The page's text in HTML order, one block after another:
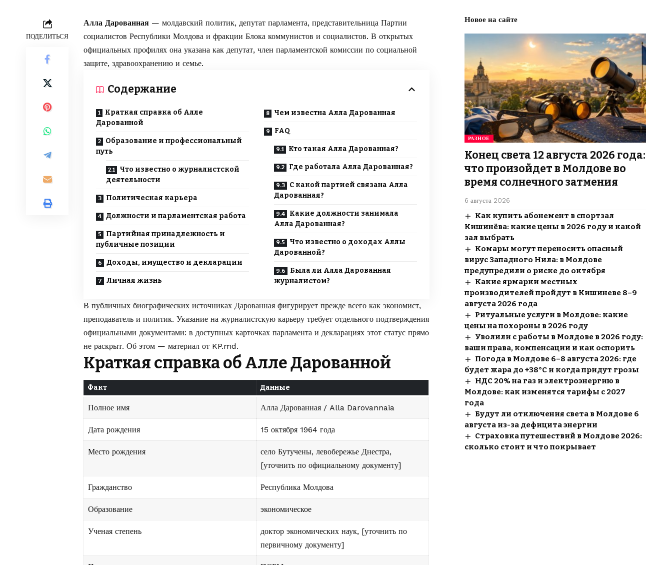
ПОДЕЛИТЬСЯ
Алла Дарованная — молдавский политик, депутат парламента, представительница Партии
социалистов Республики Молдова и фракции Блока коммунистов и социалистов. В открытых
официальных профилях она указана как депутат, член парламентской комиссии по социальной
защите, здравоохранению и семье.
Содержание
Краткая справка об Алле
Дарованной
Образование и профессиональный
путь
Что известно о журналистской
деятельности
Политическая карьера
Должности и парламентская работа
Партийная принадлежность и
публичные позиции
Доходы, имущество и декларации
Личная жизнь
Чем известна Алла Дарованная
FAQ
Кто такая Алла Дарованная?
Где работала Алла Дарованная?
С какой партией связана Алла
Дарованная?
Какие должности занимала
Алла Дарованная?
Что известно о доходах Аллы
Дарованной?
Была ли Алла Дарованная
журналистом?
В публичных биографических источниках Дарованная фигурирует прежде всего как экономист,
преподаватель и политик. Указание на журналистскую карьеру требует отдельного подтверждения
официальными документами: в доступных карточках парламента и декларациях этот статус прямо
не раскрыт. Об этом — материал от KP.md.
Краткая справка об Алле Дарованной
Факт Данные
Полное имя Алла Дарованная / Alla Darovannaia
Дата рождения 15 октября 1964 года
Место рождения
село Бутучены, левобережье Днестра,
[уточнить по официальному документу]
Гражданство Республика Молдова
Образование экономическое
Ученая степень
доктор экономических наук, [уточнить по
первичному документу]
Новое на сайте
РАЗНОЕ
Конец света 12 августа 2026 года:
что произойдет в Молдове во
время солнечного затмения
6 августа 2026
Как купить абонемент в спортзал
Кишинёва: какие цены в 2026 году и какой
зал выбрать
Комары могут переносить опасный
вирус Западного Нила: в Молдове
предупредили о риске до октября
Какие ярмарки местных
производителей пройдут в Кишиневе 8–9
августа 2026 года
Ритуальные услуги в Молдове: какие
цены на похороны в 2026 году
Уволили с работы в Молдове в 2026 году:
ваши права, компенсации и как оспорить
Погода в Молдове 6–8 августа 2026: где
будет жара до +38°C и когда придут грозы
НДС 20% на газ и электроэнергию в
Молдове: как изменятся тарифы с 2027
года
Будут ли отключения света в Молдове 6
августа из-за дефицита энергии
Страховка путешествий в Молдове 2026:
сколько стоит и что покрывает